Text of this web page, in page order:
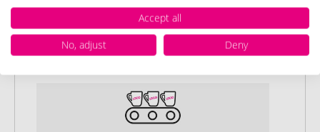
Bestellung ab. Falls Sie gerade keine
passende Datei zur Verfügung haben,
können Sie diese gerne später
nachliefern.
Accept all
No, adjust
Deny